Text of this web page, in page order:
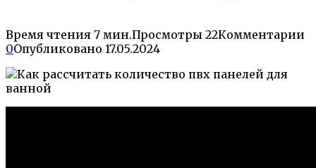
Время чтения 7 мин.Просмотры 22Комментарии
0Опубликовано 17.05.2024